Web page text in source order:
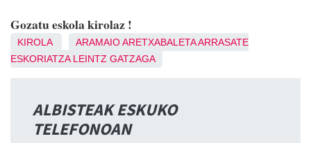
Gozatu eskola kirolaz !
KIROLA ARAMAIOARETXABALETAARRASATE
ESKORIATZA LEINTZ GATZAGA
ALBISTEAK ESKUKO
TELEFONOAN